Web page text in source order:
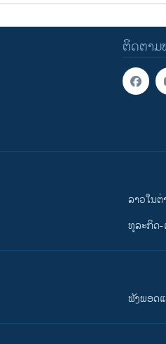
ຕິດຕາມ
ລາວໃນຕ່
ທຸລະກິດ-
ຟັງພອດ